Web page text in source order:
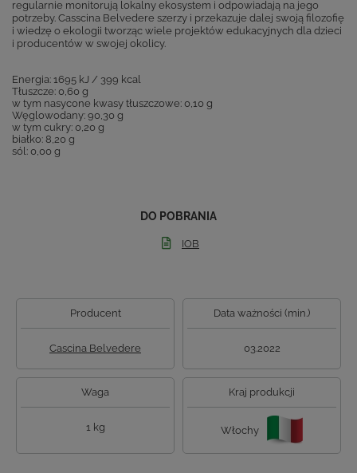
regularnie monitorują lokalny ekosystem i odpowiadają na jego
potrzeby. Casscina Belvedere szerzy i przekazuje dalej swoją filozofię
i wiedzę o ekologii tworząc wiele projektów edukacyjnych dla dzieci
i producentów w swojej okolicy.
Energia: 1695 kJ / 399 kcal
Tłuszcze: 0,60 g
w tym nasycone kwasy tłuszczowe: 0,10 g
Węglowodany: 90,30 g
w tym cukry: 0,20 g
białko: 8,20 g
sól: 0,00 g
DO POBRANIA
IOB
Producent
Cascina Belvedere
Data ważności (min.)
03.2022
Waga
1 kg
Kraj produkcji
Włochy